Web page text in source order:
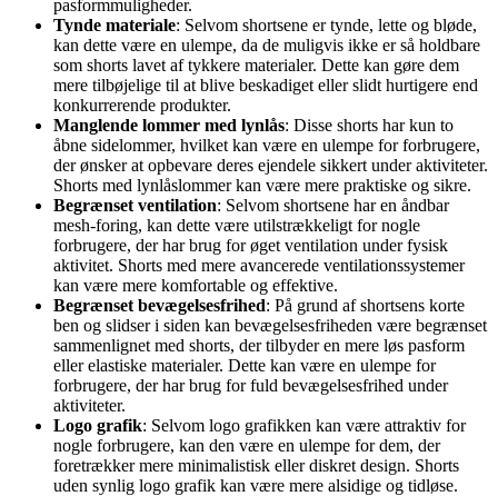
pasformmuligheder.
Tynde materiale: Selvom shortsene er tynde, lette og bløde,
kan dette være en ulempe, da de muligvis ikke er så holdbare
som shorts lavet af tykkere materialer. Dette kan gøre dem
mere tilbøjelige til at blive beskadiget eller slidt hurtigere end
konkurrerende produkter.
Manglende lommer med lynlås: Disse shorts har kun to
åbne sidelommer, hvilket kan være en ulempe for forbrugere,
der ønsker at opbevare deres ejendele sikkert under aktiviteter.
Shorts med lynlåslommer kan være mere praktiske og sikre.
Begrænset ventilation: Selvom shortsene har en åndbar
mesh-foring, kan dette være utilstrækkeligt for nogle
forbrugere, der har brug for øget ventilation under fysisk
aktivitet. Shorts med mere avancerede ventilationssystemer
kan være mere komfortable og effektive.
Begrænset bevægelsesfrihed: På grund af shortsens korte
ben og slidser i siden kan bevægelsesfriheden være begrænset
sammenlignet med shorts, der tilbyder en mere løs pasform
eller elastiske materialer. Dette kan være en ulempe for
forbrugere, der har brug for fuld bevægelsesfrihed under
aktiviteter.
Logo grafik: Selvom logo grafikken kan være attraktiv for
nogle forbrugere, kan den være en ulempe for dem, der
foretrækker mere minimalistisk eller diskret design. Shorts
uden synlig logo grafik kan være mere alsidige og tidløse.